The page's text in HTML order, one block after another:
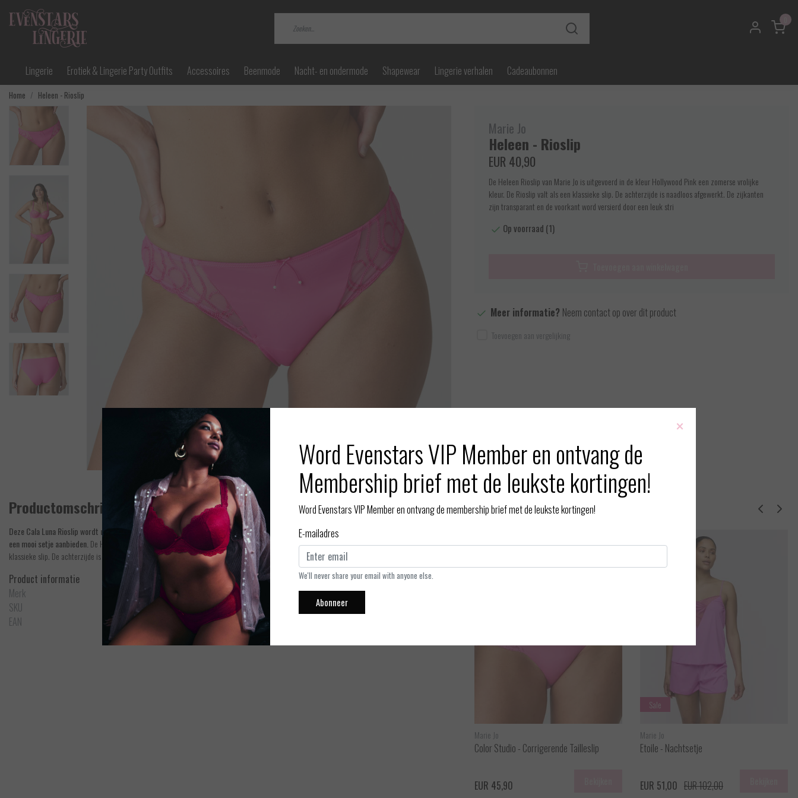
Lingerie Erotiek & Lingerie Party Outfits Accessoires Beenmode Nacht- en ondermode Shapewear Lingerie verhalen Cadeaubonnen
Home Heleen - Rioslip
Afbeelding vergroten
Marie Jo
Heleen - Rioslip
EUR 40,90
De Heleen Rioslip van Marie Jo is uitgevoerd in de kleur Hollywood Pink een zomerse vrolijke
kleur. De Rioslip valt als een klassieke slip. De achterzijde is naadloos afgewerkt. De zijkanten
zijn transparant en de voorkant word versierd door een leuk stri
Op voorraad (1)
Meer informatie? Neem contact op over dit product
Toevoegen aan vergelijking
Productomschrijving
Deze Cala Luna Rioslip wordt uitsluitend samen met de Cala Luna BH verkocht en weer geretourneerd aangenomen. zo kunnen wij al onze klanten
een mooi setje aanbieden.De Heleen Rioslip van Marie Jo is uitgevoerd in de kleur Hollywood Pink een zomerse vrolijke kleur. De Rioslip valt als een
klassieke slip. De achterzijde is naadloos afgewerkt. De zijkanten zijn transparant en de voorkant word versierd door een leuk strikje.
Product informatie
Merk
Marie Jo
SKU
0502860HWP
EAN
5400977583448
Gerelateerde producten
Marie Jo
Color Studio - Corrigerende Tailleslip
EUR 45,90
Sale
Marie Jo
Etoile - Nachtsetje
EUR 51,00 EUR 102,00
×
Word Evenstars VIP Member en ontvang de
Membership brief met de leukste kortingen!
Word Evenstars VIP Member en ontvang de membership brief met de leukste kortingen!
E-mailadres
We'll never share your email with anyone else.
Abonneer